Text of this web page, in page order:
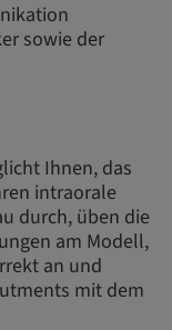
sowie der
Ihnen, das
intraorale
durch, üben die
am Modell,
an und
mit dem